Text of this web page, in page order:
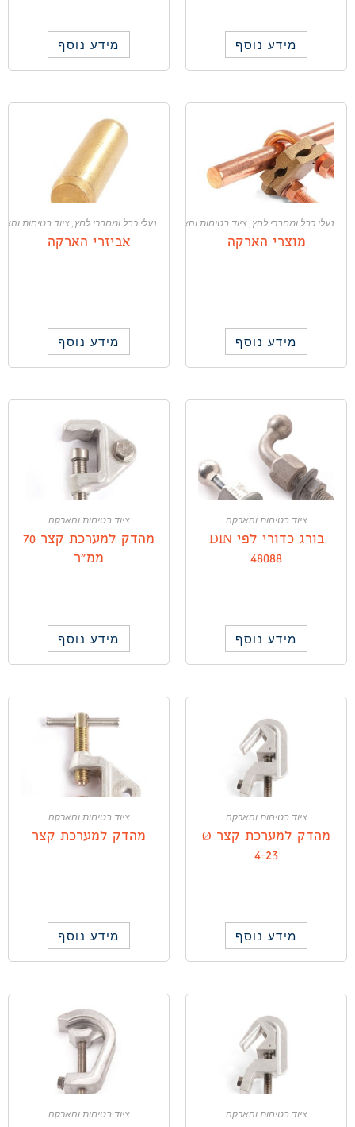
מידע נוסף מידע נוסף
נעלי כבל ומחברי לחץ,ציוד בטיחות והארקה
מוצרי הארקה
מידע נוסף
נעלי כבל ומחברי לחץ,ציוד בטיחות
אביזרי הארקה
מידע נוסף
ציוד בטיחות והארקה
בורג כדורי לפי DIN
48088
מידע נוסף
ציוד בטיחות והארקה
מהדק למערכת קצר 70
ממ”ר
מידע נוסף
ציוד בטיחות והארקה
מהדק למערכת קצר Ø
4-23
מידע נוסף
ציוד בטיחות והארקה
מהדק למערכת קצר
מידע נוסף
ציוד בטיחות והארקה ציוד בטיחות והארקה